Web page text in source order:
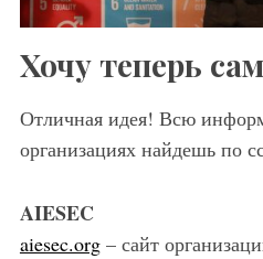
Хочу теперь
Отличная идея! Всю
организациях найдешь по
AIESEC
aiesec.org– сайт